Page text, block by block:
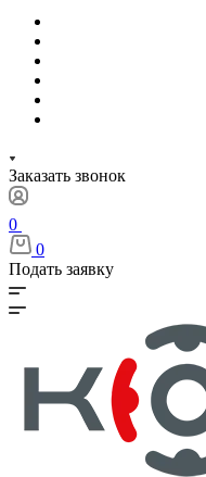
Заказать звонок
0
0
Подать заявку